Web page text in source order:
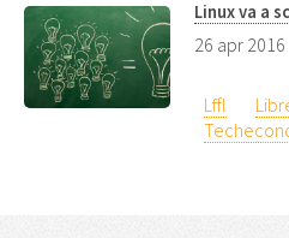
Linux va a
26 apr 2016
Lffl